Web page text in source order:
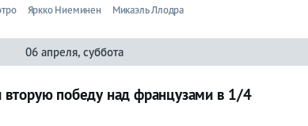
Яркко Ниеминен Микаэль Ллодра
06 апреля, суббота
победу над французами в 1/4